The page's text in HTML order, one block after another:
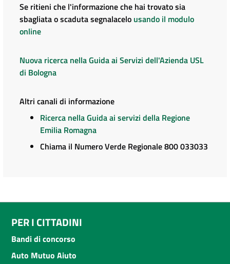
Se ritieni che l'informazione che hai trovato sia
sbagliata o scaduta segnalacelo usando il modulo
online
Nuova ricerca nella Guida ai Servizi dell'Azienda USL
di Bologna
Altri canali di informazione
Ricerca nella Guida ai servizi della Regione
Emilia Romagna
Chiama il Numero Verde Regionale 800 033033
PER I CITTADINI
Bandi di concorso
Auto Mutuo Aiuto